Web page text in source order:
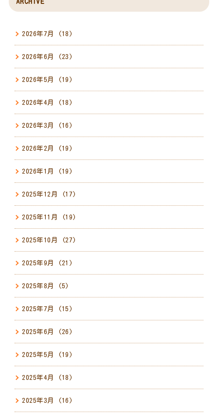
2026年7月 (18)
2026年6月 (23)
2026年5月 (19)
2026年4月 (18)
2026年3月 (16)
2026年2月 (19)
2026年1月 (19)
2025年12月 (17)
2025年11月 (19)
2025年10月 (27)
2025年9月 (21)
2025年8月 (5)
2025年7月 (15)
2025年6月 (26)
2025年5月 (19)
2025年4月 (18)
2025年3月 (16)